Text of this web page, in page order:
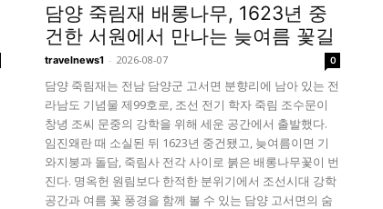
담양 죽림재 배롱나무, 1623년 중
건한 서원에서 만나는 늦여름 꽃길
travelnews1 - 2026-08-07 0
담양 죽림재는 전남 담양군 고서면 분향리에 남아 있는 전
라남도 기념물 제99호로, 조선 전기 학자 죽림 조수문이
창녕 조씨 문중의 강학을 위해 세운 공간에서 출발했다.
임진왜란 때 소실된 뒤 1623년 중건됐고, 늦여름이면 기
와지붕과 돌담, 죽림사 전각 사이로 붉은 배롱나무꽃이 번
진다. 명옥헌 원림보다 한적한 분위기에서 조선시대 강학
공간과 여름 꽃 풍경을 함께 볼 수 있는 담양 고서면의 숨